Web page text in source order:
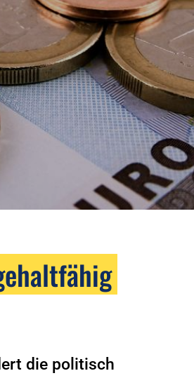
die politisch